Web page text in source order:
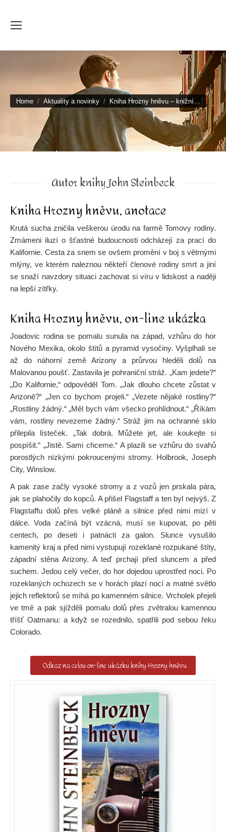
You are here:
Home Aktuality a novinky Kniha Hrozny hněvu – knižní…
Autor knihy John Steinbeck
Kniha Hrozny hněvu, anotace
Krutá sucha zničila veškerou úrodu na farmě Tomovy rodiny.
Zmámeni iluzí o šťastné budoucnosti odcházejí za prací do
Kalifornie. Cesta za snem se ovšem promění v boj s větrnými
mlýny, ve kterém naleznou někteří členové rodiny smrt a jiní
se snaží navzdory situaci zachovat si víru v lidskost a naději
na lepší zítřky.
Kniha Hrozny hněvu, on-line ukázka
Joadovic rodina se pomalu sunula na západ, vzhůru do hor
Nového Mexika, okolo štítů a pyramid vysočiny. Vyšplhali se
až do náhorní země Arizony a průrvou hleděli dolů na
Malovanou poušť. Zastavila je pohraniční stráž. „Kam jedete?“
„Do Kalifornie,“ odpověděl Tom. „Jak dlouho chcete zůstat v
Arizoně?“ „Jen co bychom projeli.“ „Vezete nějaké rostliny?“
„Rostliny žádný.“ „Měl bych vám všecko prohlídnout.“ „Říkám
vám, rostliny nevezeme žádný.“ Stráž jim na ochranné sklo
přilepila lísteček. „Tak dobrá. Můžete jet, ale koukejte si
pospíšit.“ „Jistě. Sami chceme.“ A plazili se vzhůru do svahů
porostlých nízkými pokroucenými stromy. Holbrook, Joseph
City, Winslow.
A pak zase začly vysoké stromy a z vozů jen prskala pára,
jak se plahočily do kopců. A přišel Flagstaff a ten byl nejvýš. Z
Flagstaffu dolů přes velké pláně a silnice před nimi mizí v
dálce. Voda začíná být vzácná, musí se kupovat, po pěti
centech, po deseti i patnácti za galon. Slunce vysušilo
kamenitý kraj a před nimi vystupují rozeklané rozpukané štíty,
západní stěna Arizony. A teď prchají před sluncem a před
suchem. Jedou celý večer, do hor dojedou uprostřed noci. Po
rozeklaných ochozech se v horách plazí nocí a matné světlo
jejich reflektorů se míhá po kamenném silnice. Vrcholek přejeli
ve tmě a pak sjížděli pomalu dolů přes zvětralou kamennou
tříšť Oatmanu: a když se rozednilo, spatřili pod sebou řeku
Colorado.
Odkaz na celou on-line ukázku knihy Hrozny hněvu